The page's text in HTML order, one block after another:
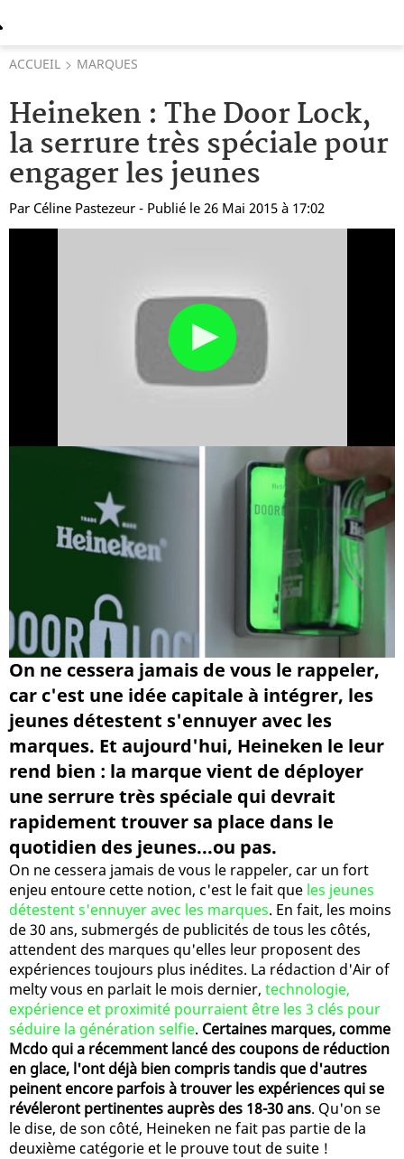
ACCUEIL MARQUES
Heineken : The Door Lock,
la serrure très spéciale pour
engager les jeunes
Par Céline Pastezeur - Publié le 26 Mai 2015 à 17:02
On ne cessera jamais de vous le rappeler,
car c'est une idée capitale à intégrer, les
jeunes détestent s'ennuyer avec les
marques. Et aujourd'hui, Heineken le leur
rend bien : la marque vient de déployer
une serrure très spéciale qui devrait
rapidement trouver sa place dans le
quotidien des jeunes...ou pas.
On ne cessera jamais de vous le rappeler, car un fort
enjeu entoure cette notion, c'est le fait que les jeunes
détestent s'ennuyer avec les marques. En fait, les moins
de 30 ans, submergés de publicités de tous les côtés,
attendent des marques qu'elles leur proposent des
expériences toujours plus inédites. La rédaction d'Air of
melty vous en parlait le mois dernier, technologie,
expérience et proximité pourraient être les 3 clés pour
séduire la génération selfie. Certaines marques, comme
Mcdo qui a récemment lancé des coupons de réduction
en glace, l'ont déjà bien compris tandis que d'autres
peinent encore parfois à trouver les expériences qui se
révéleront pertinentes auprès des 18-30 ans. Qu'on se
le dise, de son côté, Heineken ne fait pas partie de la
deuxième catégorie et le prouve tout de suite !